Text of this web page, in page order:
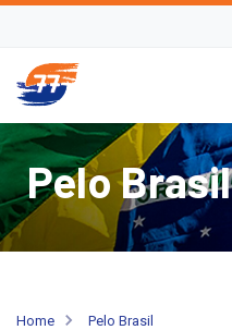
Pelo Brasil
Home Pelo Brasil